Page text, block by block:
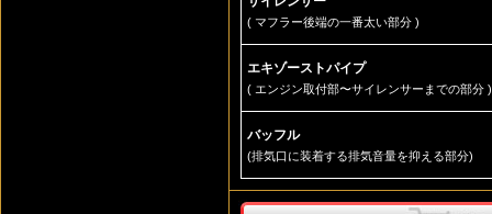
( マフラー後端の一番太い部分 )
エキゾーストパイプ
( エンジン取付部〜サイレンサーまでの部分 )
バッフル
(排気口に装着する排気音量を抑える部分)